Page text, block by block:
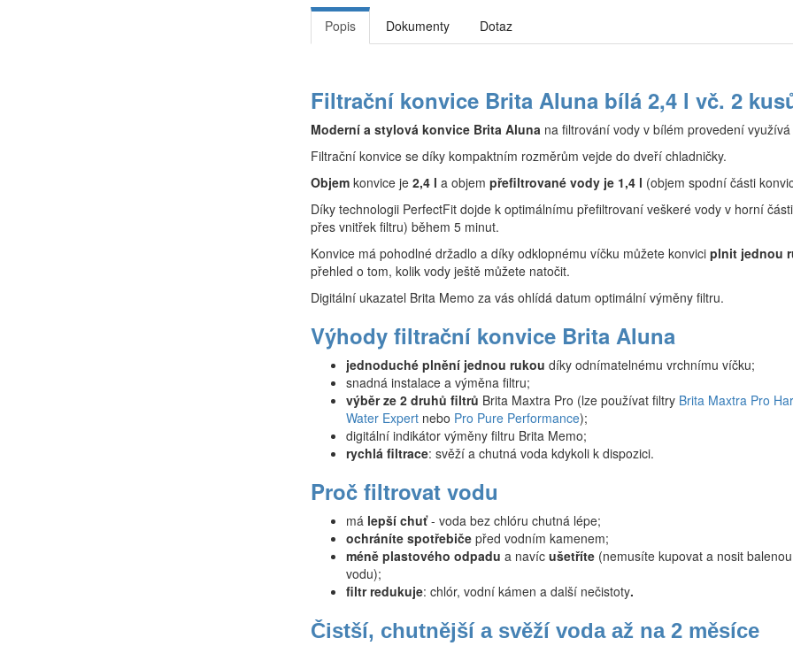
Popis Dokumenty Dotaz
Filtrační konvice Brita Aluna bílá 2,4 l vč. 2
Moderní a stylová konvice Brita Aluna na filtrování vody v bílém provedení využívá
Filtrační konvice se díky kompaktním rozměrům vejde do dveří chladničky.
Objem konvice je 2,4 l a objem přefiltrované vody je 1,4 l (objem spodní části
Díky technologii PerfectFit dojde k optimálnímu přefiltrovaní veškeré vody v horní
přes vnitřek filtru) během 5 minut.
Konvice má pohodlné držadlo a díky odklopnému víčku můžete konvici plnit jednou
přehled o tom, kolik vody ještě můžete natočit.
Digitální ukazatel Brita Memo za vás ohlídá datum optimální výměny filtru.
Výhody filtrační konvice Brita Aluna
jednoduché plnění jednou rukou díky odnímatelnému vrchnímu víčku;
snadná instalace a výměna filtru;
výběr ze 2 druhů filtrů Brita Maxtra Pro (lze používat filtry Brita Maxtra Pro
Water Expert nebo Pro Pure Performance);
digitální indikátor výměny filtru Brita Memo;
rychlá filtrace: svěží a chutná voda kdykoli k dispozici.
Proč filtrovat vodu
má lepší chuť- voda bez chlóru chutná lépe;
ochráníte spotřebiče před vodním kamenem;
méně plastového odpadu a navíc ušetříte (nemusíte kupovat a nosit balenou
vodu);
filtr redukuje: chlór, vodní kámen a další nečistoty.
Čistší, chutnější a svěží voda až na 2 měsíce